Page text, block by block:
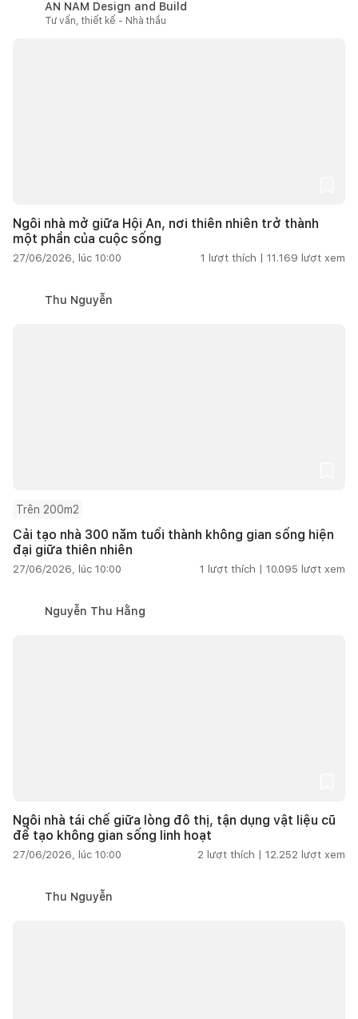
AN NAM Design and Build
Tư vấn, thiết kế - Nhà thầu
Ngôi nhà mở giữa Hội An, nơi thiên nhiên trở thành
một phần của cuộc sống
27/06/2026, lúc 10:00 1 lượt thích | 11.169 lượt xem
Thu Nguyễn
Trên 200m2
Cải tạo nhà 300 năm tuổi thành không gian sống hiện
đại giữa thiên nhiên
27/06/2026, lúc 10:00 1 lượt thích | 10.095 lượt xem
Nguyễn Thu Hằng
Ngôi nhà tái chế giữa lòng đô thị, tận dụng vật liệu cũ
để tạo không gian sống linh hoạt
27/06/2026, lúc 10:00 2 lượt thích | 12.252 lượt xem
Thu Nguyễn